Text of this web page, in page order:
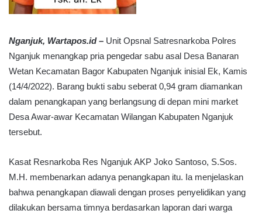
Nganjuk, Wartapos.id – Unit Opsnal Satresnarkoba Polres
Nganjuk menangkap pria pengedar sabu asal Desa Banaran
Wetan Kecamatan Bagor Kabupaten Nganjuk inisial Ek, Kamis
(14/4/2022). Barang bukti sabu seberat 0,94 gram diamankan
dalam penangkapan yang berlangsung di depan mini market
Desa Awar-awar Kecamatan Wilangan Kabupaten Nganjuk
tersebut.
Kasat Resnarkoba Res Nganjuk AKP Joko Santoso, S.Sos.
M.H. membenarkan adanya penangkapan itu. Ia menjelaskan
bahwa penangkapan diawali dengan proses penyelidikan yang
dilakukan bersama timnya berdasarkan laporan dari warga